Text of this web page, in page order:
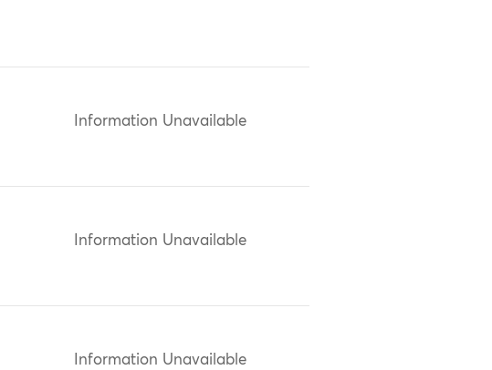
Information Unavailable
Information Unavailable
Information Unavailable